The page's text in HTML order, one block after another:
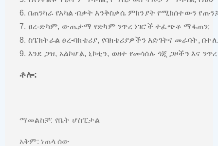
6. በጠንካራ የአካል ብቃት እንቅስቃሴ ምክንያት የሚከሰተውን
7. ፀረ-ድካም, ውጤታማ የድካም ንጥረ ነገሮች ተፈጭቶ ማፋጠን;
8. ስፔክትራል ፀረ-ባክቴሪያ, የባክቴሪያዎችን እድገትና መራባት,
9. እንደ ጋዝ, አልኮሆል, ኒኮቲን, ወዘተ የመሳሰሉ ጎጂ ጋዞችን እና
ቶሎ:
ማመልከቻ: የቤት ሆስፒታል
አቅም: ነጠላ ሰው